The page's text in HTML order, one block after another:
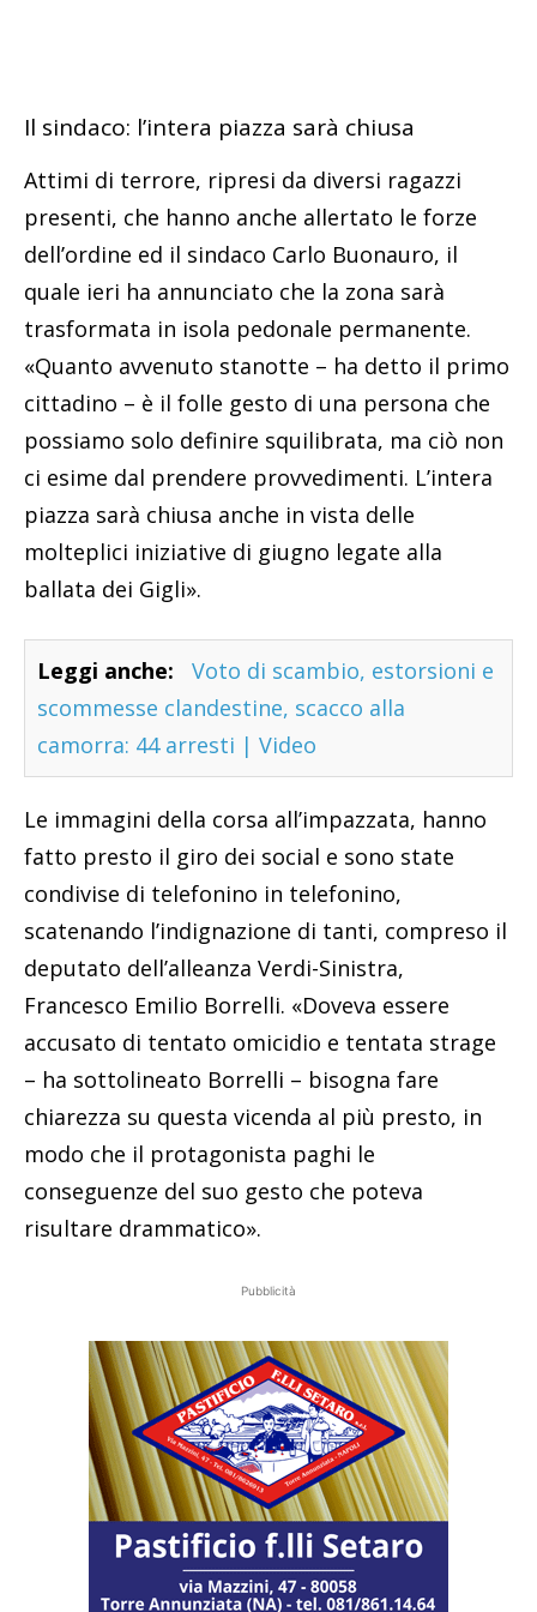
Il sindaco: l’intera piazza sarà chiusa
Attimi di terrore, ripresi da diversi ragazzi
presenti, che hanno anche allertato le forze
dell’ordine ed il sindaco Carlo Buonauro, il
quale ieri ha annunciato che la zona sarà
trasformata in isola pedonale permanente.
«Quanto avvenuto stanotte – ha detto il primo
cittadino – è il folle gesto di una persona che
possiamo solo definire squilibrata, ma ciò non
ci esime dal prendere provvedimenti. L’intera
piazza sarà chiusa anche in vista delle
molteplici iniziative di giugno legate alla
ballata dei Gigli».
Leggi anche:
Voto di scambio, estorsioni e
scommesse clandestine, scacco alla
camorra: 44 arresti | Video
Le immagini della corsa all’impazzata, hanno
fatto presto il giro dei social e sono state
condivise di telefonino in telefonino,
scatenando l’indignazione di tanti, compreso il
deputato dell’alleanza Verdi-Sinistra,
Francesco Emilio Borrelli. «Doveva essere
accusato di tentato omicidio e tentata strage
– ha sottolineato Borrelli – bisogna fare
chiarezza su questa vicenda al più presto, in
modo che il protagonista paghi le
conseguenze del suo gesto che poteva
risultare drammatico».
Pubblicità